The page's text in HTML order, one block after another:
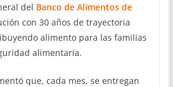
del Banco de Alimentos de
con 30 años de trayectoria
alimento para las familias
alimentaria.
que, cada mes, se entregan